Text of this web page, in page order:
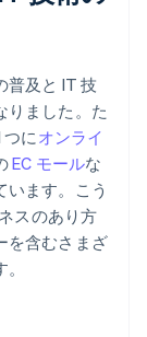
普及と IT 技
りました。た
にオンライ
EC モールな
ます。こう
スのあり方
を含むさまざ